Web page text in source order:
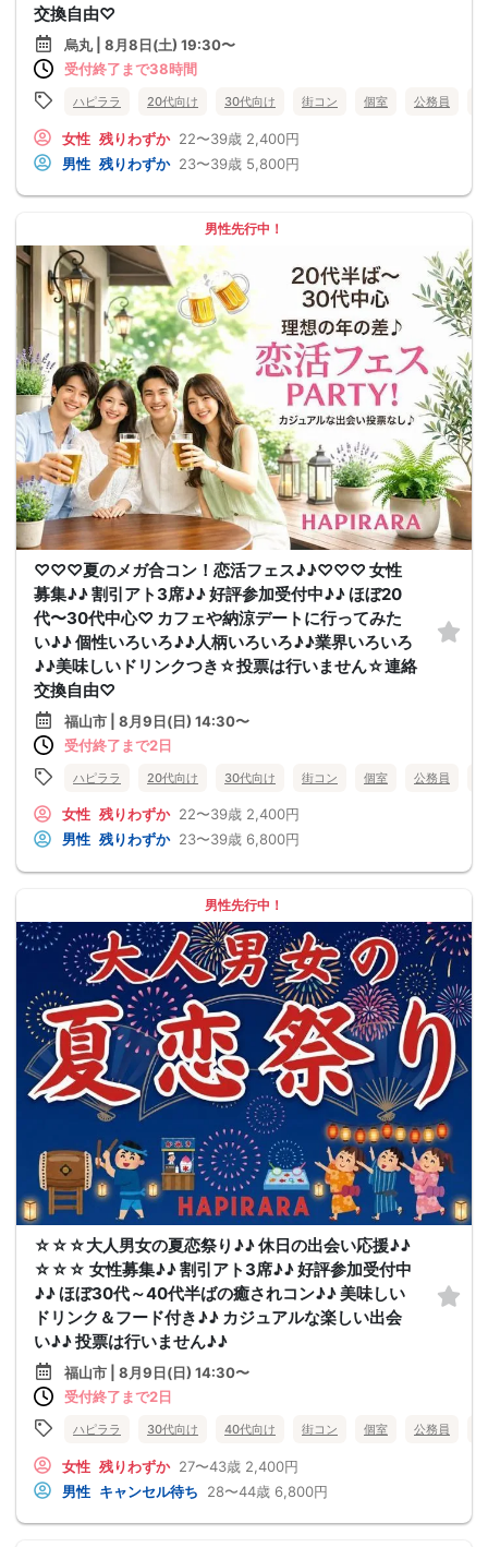
交換自由♡
烏丸 | 8月8日(土) 19:30〜
受付終了まで38時間
ハピララ 20代向け 30代向け 街コン 個室 公務員
女性 残りわずか 22〜39歳 2,400円
男性 残りわずか 23〜39歳 5,800円
男性先行中！
♡♡♡夏のメガ合コン！恋活フェス♪♪♡♡♡ 女性
募集♪♪ 割引アト3席♪♪ 好評参加受付中♪♪ ほぼ20
代〜30代中心♡ カフェや納涼デートに行ってみた
い♪♪ 個性いろいろ♪♪人柄いろいろ♪♪業界いろいろ
♪♪美味しいドリンクつき☆投票は行いません☆連絡
交換自由♡
福山市 | 8月9日(日) 14:30〜
受付終了まで2日
ハピララ 20代向け 30代向け 街コン 個室 公務員
女性 残りわずか 22〜39歳 2,400円
男性 残りわずか 23〜39歳 6,800円
男性先行中！
☆☆☆大人男女の夏恋祭り♪♪ 休日の出会い応援♪♪
☆☆☆ 女性募集♪♪ 割引アト3席♪♪ 好評参加受付中
♪♪ ほぼ30代～40代半ばの癒されコン♪♪ 美味しい
ドリンク＆フード付き♪♪ カジュアルな楽しい出会
い♪♪ 投票は行いません♪♪
福山市 | 8月9日(日) 14:30〜
受付終了まで2日
ハピララ 30代向け 40代向け 街コン 個室 公務員
女性 残りわずか 27〜43歳 2,400円
男性 キャンセル待ち 28〜44歳 6,800円